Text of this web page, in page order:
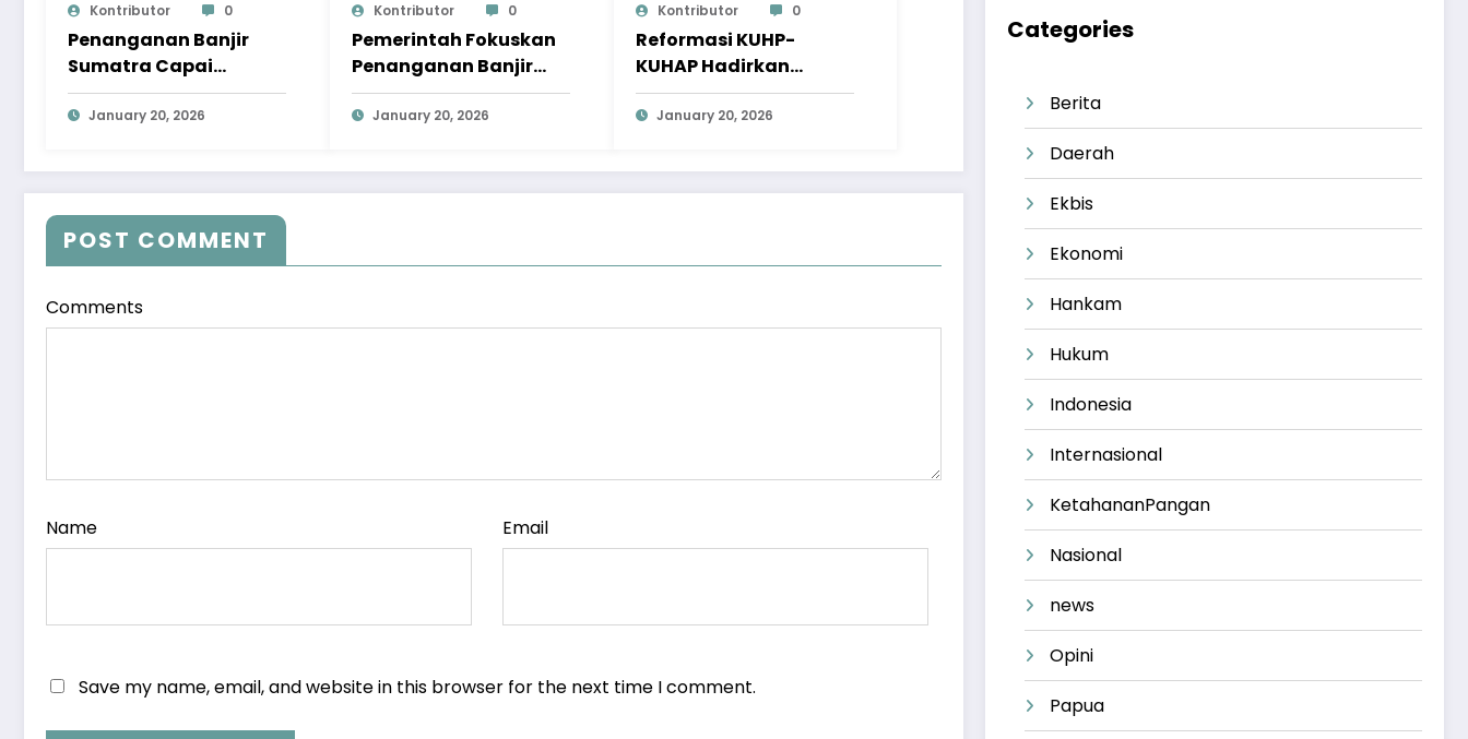
Kontributor 0
Penanganan Banjir
Sumatra Capai
Progres Signifikan,
Pemulihan Terus
January 20, 2026
Kontributor 0
Pemerintah Fokuskan
Penanganan Banjir
Sumatra pada
Pemulihan
January 20, 2026
Kontributor 0
Reformasi KUHP-
KUHAP Hadirkan
Wajah Hukum yang
Lebih Berkeadilan
January 20, 2026
POST COMMENT
Comments
Name Email
Save my name, email, and website in this browser for the next time I comment.
Categories
Berita
Daerah
Ekbis
Ekonomi
Hankam
Hukum
Indonesia
Internasional
KetahananPangan
Nasional
news
Opini
Papua